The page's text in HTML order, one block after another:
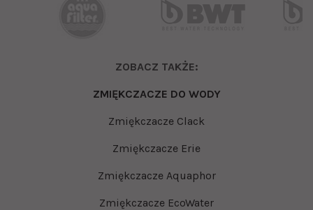
ZOBACZ TAKŻE:
ZMIĘKCZACZE DO WODY
Zmiękczacze Clack
Zmiękczacze Erie
Zmiękczacze Aquaphor
Zmiękczacze EcoWater